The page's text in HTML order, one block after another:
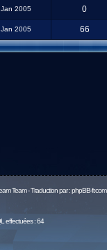
2005 0
2005 66
Team - Traduction par :phpBB-fr.com
effectuées : 64